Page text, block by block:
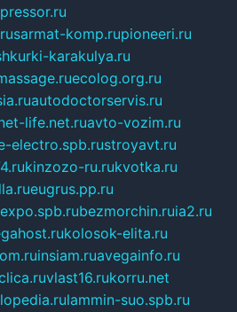
sarmat-komp.rupioneeri.ru
karakulya.ru
ecolog.org.ru
autodoctorservis.ru
life.net.ruavto-vozim.ru
electro.spb.rustroyavt.ru
kinzozo-ru.rukvotka.ru
eugrus.pp.ru
bezmorchin.ruia2.ru
kolosok-elita.ru
insiam.ruavegainfo.ru
vlast16.rukorru.net
lammin-suo.spb.ru